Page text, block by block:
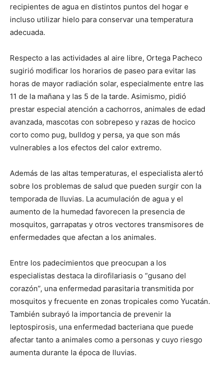
recipientes de agua en distintos puntos del hogar e
incluso utilizar hielo para conservar una temperatura
adecuada.
Respecto a las actividades al aire libre, Ortega Pacheco
sugirió modificar los horarios de paseo para evitar las
horas de mayor radiación solar, especialmente entre las
11 de la mañana y las 5 de la tarde. Asimismo, pidió
prestar especial atención a cachorros, animales de edad
avanzada, mascotas con sobrepeso y razas de hocico
corto como pug, bulldog y persa, ya que son más
vulnerables a los efectos del calor extremo.
Además de las altas temperaturas, el especialista alertó
sobre los problemas de salud que pueden surgir con la
temporada de lluvias. La acumulación de agua y el
aumento de la humedad favorecen la presencia de
mosquitos, garrapatas y otros vectores transmisores de
enfermedades que afectan a los animales.
Entre los padecimientos que preocupan a los
especialistas destaca la dirofilariasis o “gusano del
corazón”, una enfermedad parasitaria transmitida por
mosquitos y frecuente en zonas tropicales como Yucatán.
También subrayó la importancia de prevenir la
leptospirosis, una enfermedad bacteriana que puede
afectar tanto a animales como a personas y cuyo riesgo
aumenta durante la época de lluvias.